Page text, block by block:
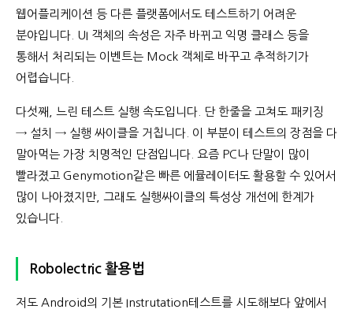
웹어플리케이션 등 다른 플랫폼에서도 테스트하기 어려운
분야입니다. UI 객체의 속성은 자주 바뀌고 익명 클래스 등을
통해서 처리되는 이벤트는 Mock 객체로 바꾸고 추적하기가
어렵습니다.
다섯째, 느린 테스트 실행 속도입니다. 단 한줄을 고쳐도 패키징
→ 설치 → 실행 싸이클을 거칩니다. 이 부분이 테스트의 장점을 다
말아먹는 가장 치명적인 단점입니다. 요즘 PC나 단말이 많이
빨라졌고 Genymotion같은 빠른 에뮬레이터도 활용할 수 있어서
많이 나아졌지만, 그래도 실행싸이클의 특성상 개선에 한계가
있습니다.
Robolectric 활용법
저도 Android의 기본 Instrutation테스트를 시도해보다 앞에서